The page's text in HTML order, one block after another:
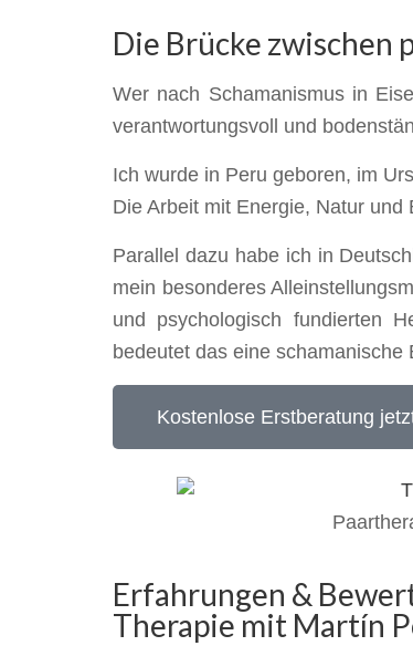
Die Brücke zwischen
Wer nach Schamanismus in
verantwortungsvoll und
Ich wurde in Peru geboren, im
Die Arbeit mit Energie, Natur
Parallel dazu habe ich in
mein besonderes
und psychologisch fundierten
bedeutet das eine
Kostenlose Erstberatung
Erfahrungen &
Therapie mit Martín